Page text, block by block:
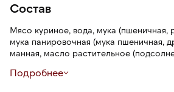
Состав
Мясо куриное, вода, мука (пшеничная,
мука панировочная (мука пшеничная,
манная, масло растительное
ароматизатор натуральный (лимон,
Подробнее